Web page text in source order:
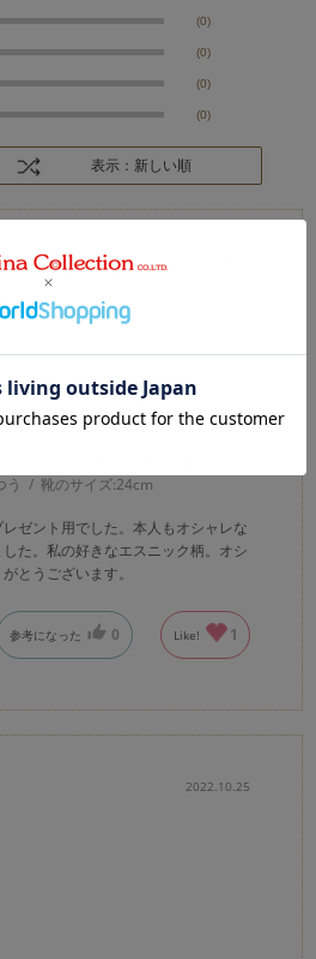
(0)
(0)
(0)
(0)
表示：新しい順
う 靴のサイズ:24cm
ゼント用でした。本人もオシャレな
た。私の好きなエスニック柄。オシ
とうございます。
参考になった 0 Like! 1
2022.10.25